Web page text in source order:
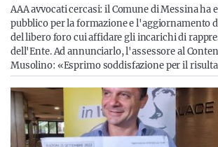
AAA avvocati cercasi: il Comune di Messina ha
pubblico per la formazione e l'aggiornamento
del libero foro cui affidare gli incarichi di
dell'Ente. Ad annunciarlo, l'assessore al
Musolino: «Esprimo soddisfazione per il